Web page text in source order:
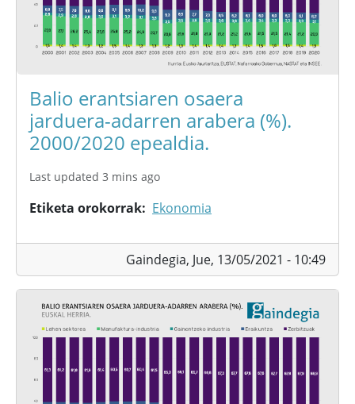
Balio erantsiaren osaera
jarduera-adarren arabera (%).
2000/2020 epealdia.
Last updated 3 mins ago
Etiketa orokorrak Ekonomia
Gaindegia, Jue, 13/05/2021 - 10:49